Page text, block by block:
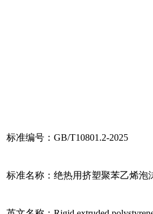
标准编号：GB/T10801.2-2025
标准名称：绝热用挤塑聚苯乙烯泡